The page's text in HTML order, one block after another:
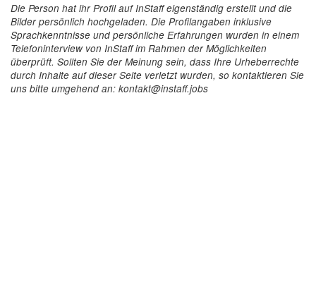
Die Person hat ihr Profil auf InStaff eigenständig erstellt und die
Bilder persönlich hochgeladen. Die Profilangaben inklusive
Sprachkenntnisse und persönliche Erfahrungen wurden in einem
Telefoninterview von InStaff im Rahmen der Möglichkeiten
überprüft. Sollten Sie der Meinung sein, dass Ihre Urheberrechte
durch Inhalte auf dieser Seite verletzt wurden, so kontaktieren Sie
uns bitte umgehend an: kontakt@instaff.jobs